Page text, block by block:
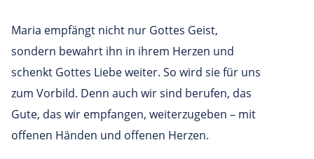
Maria empfängt nicht nur Gottes Geist,
sondern bewahrt ihn in ihrem Herzen und
schenkt Gottes Liebe weiter. So wird sie für uns
zum Vorbild. Denn auch wir sind berufen, das
Gute, das wir empfangen, weiterzugeben – mit
offenen Händen und offenen Herzen.